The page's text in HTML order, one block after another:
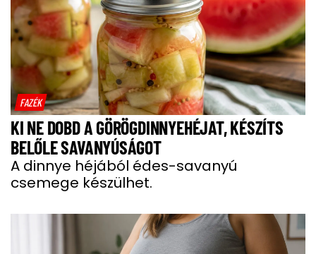
FAZÉK
KI NE DOBD A GÖRÖGDINNYEHÉJAT, KÉSZÍTS
BELŐLE SAVANYÚSÁGOT
A dinnye héjából édes-savanyú
csemege készülhet.